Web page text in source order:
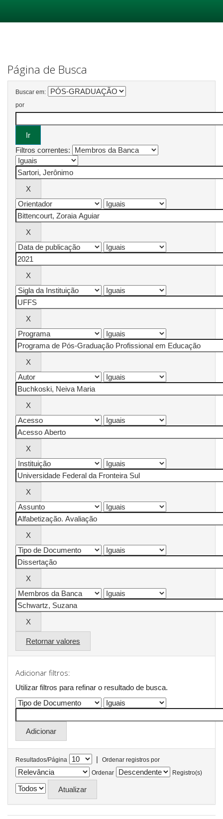
Página de Busca
Buscar em:
por
Filtros correntes:
Retornar valores
Adicionar filtros:
Utilizar filtros para refinar o resultado de busca.
Resultados/Página |
Ordenar registros por
Ordenar
Registro(s)